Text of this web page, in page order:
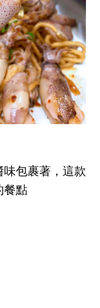
包裹著，這款
餐點